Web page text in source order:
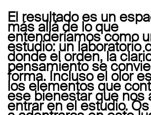
El resultado es un
más allá de lo que
entenderíamos como
estudio: un laboratorio
donde el orden, la
pensamiento se
forma. Incluso el olor
los elementos que
ese bienestar que nos
entrar en el estudio.